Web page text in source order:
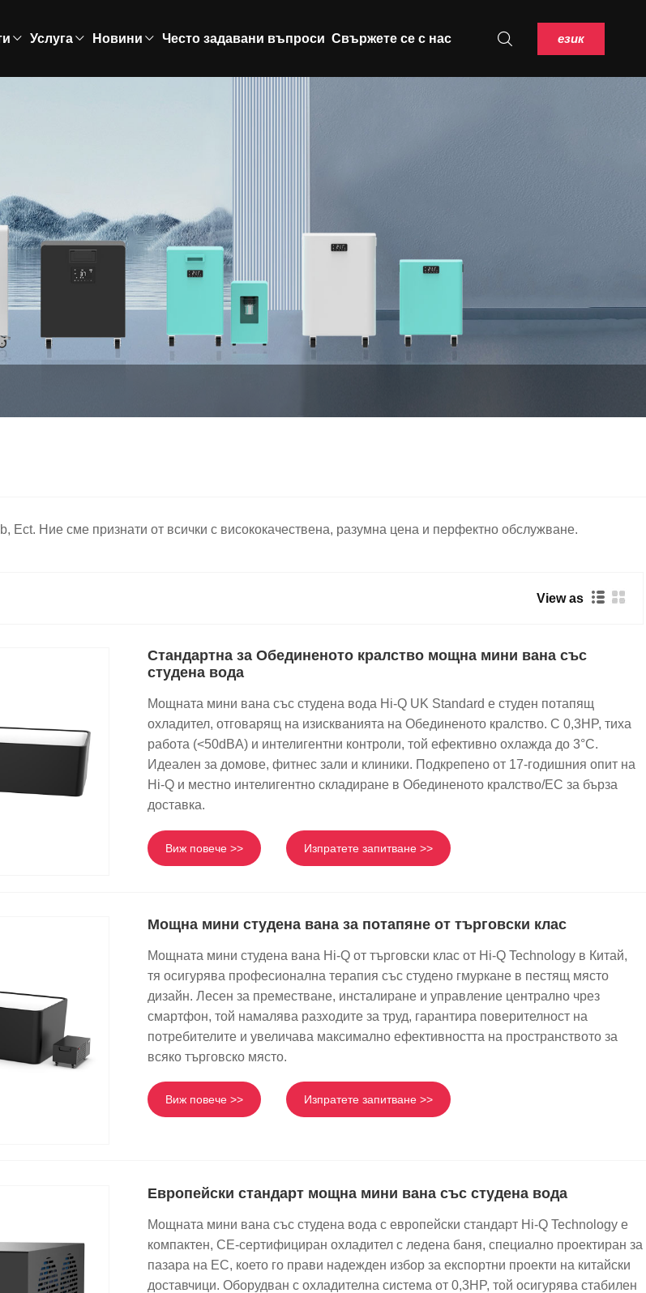
Услуга Новини Често задавани въпроси Свържете се с нас език
Ние сме признати от всички с висококачествена, разумна цена и перфектно обслужване.
View as
Стандартна за Обединеното кралство мощна мини вана със
студена вода
Мощната мини вана със студена вода Hi-Q UK Standard е студен потапящ
охладител, отговарящ на изискванията на Обединеното кралство. С 0,3HP, тиха
работа (<50dBA) и интелигентни контроли, той ефективно охлажда до 3°C.
Идеален за домове, фитнес зали и клиники. Подкрепено от 17-годишния опит на
Hi-Q и местно интелигентно складиране в Обединеното кралство/ЕС за бърза
доставка.
Виж повече >> Изпратете запитване >>
Мощна мини студена вана за потапяне от търговски клас
Мощната мини студена вана Hi-Q от търговски клас от Hi-Q Technology в Китай,
тя осигурява професионална терапия със студено гмуркане в пестящ място
дизайн. Лесен за преместване, инсталиране и управление централно чрез
смартфон, той намалява разходите за труд, гарантира поверителност на
потребителите и увеличава максимално ефективността на пространството за
всяко търговско място.
Виж повече >> Изпратете запитване >>
Европейски стандарт мощна мини вана със студена вода
Мощната мини вана със студена вода с европейски стандарт Hi-Q Technology е
компактен, CE-сертифициран охладител с ледена баня, специално проектиран за
пазара на ЕС, което го прави надежден избор за експортни проекти на китайски
доставчици. Оборудван с охладителна система от 0,3HP, той осигурява стабилен